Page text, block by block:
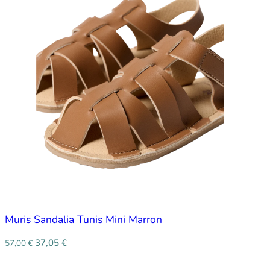
Muris Sandalia Tunis Mini Marron
57,00€ 37,05 €